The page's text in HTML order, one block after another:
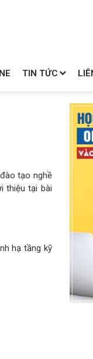
TIN TỨC
tạo nghề
thiệu tại bài
hạ tầng kỹ